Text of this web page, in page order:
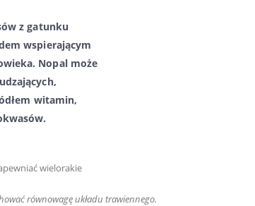
z gatunku
wspierającym
Nopal może
witamin,
wielorakie
równowagę układu trawiennego.